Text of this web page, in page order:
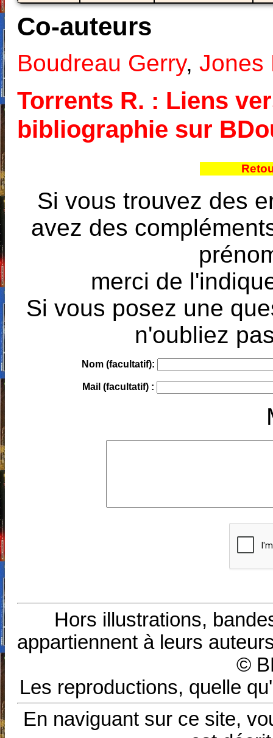
Co-auteurs
Boudreau Gerry, Jones
Torrents R. : Liens
bibliographie sur
Si vous trouvez des
avez des
merci de
Si vous posez une
n'oubliez
Nom (facultatif):
Mail (facultatif) :
Hors illustrations,
appartiennent à leurs
©
Les reproductions, quelle
En naviguant sur ce site,